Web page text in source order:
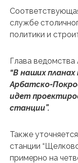
службе
политики и
Глава
“В наших планах
Арбатско-
идет
станции”.
Также
станции
примерно на